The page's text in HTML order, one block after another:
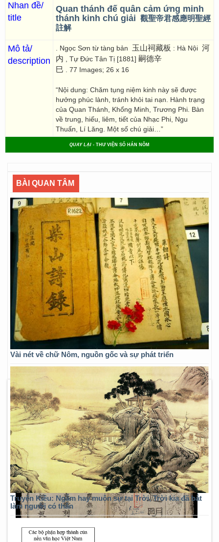
Nhan đề/
title
Quan thánh đế quân cảm ứng minh
thánh kinh chú giải 觀聖帝君感應明聖經
註解
Mô tả/
description
. Ngọc Sơn từ tàng bản 玉山祠藏板 : Hà Nội 河
内 , Tự Đức Tân Tị [1881] 嗣德辛
巳 . 77 Images; 26 x 16
“Nội dung: Chăm tụng niệm kinh này sẽ được
hưởng phúc lành, tránh khỏi tai nạn. Hành trạng
của Quan Thánh, Khổng Minh, Trương Phi. Bàn
về trung, hiếu, liêm, tiết của Nhạc Phi, Ngu
Thuấn, Lí Lăng. Một số chú giải…”
QUAY LẠI - THƯ VIỆN SỐ HÁN NÔM
BÀI QUAN TÂM
Vài nét về chữ Nôm, nguồn gốc và sự phát triển
Truyện Kiều: Ngẫm hay muôn sự tại Trời, Trời kia đã bắt
làm người có thân